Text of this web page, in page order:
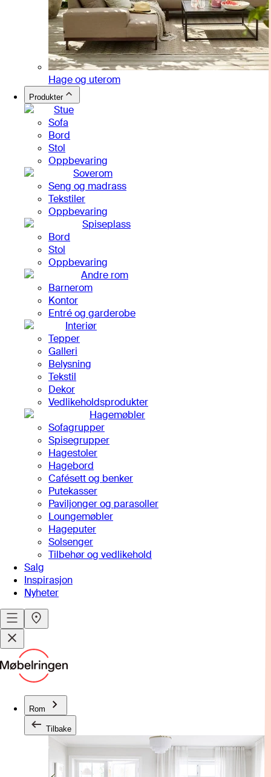
Hage og uterom
Produkter
Stue
Sofa
Bord
Stol
Oppbevaring
Soverom
Seng og madrass
Tekstiler
Oppbevaring
Spiseplass
Bord
Stol
Oppbevaring
Andre rom
Barnerom
Kontor
Entré og garderobe
Interiør
Tepper
Galleri
Belysning
Tekstil
Dekor
Vedlikeholdsprodukter
Hagemøbler
Sofagrupper
Spisegrupper
Hagestoler
Hagebord
Cafésett og benker
Putekasser
Paviljonger og parasoller
Loungemøbler
Hageputer
Solsenger
Tilbehør og vedlikehold
Salg
Inspirasjon
Nyheter
Rom
Tilbake